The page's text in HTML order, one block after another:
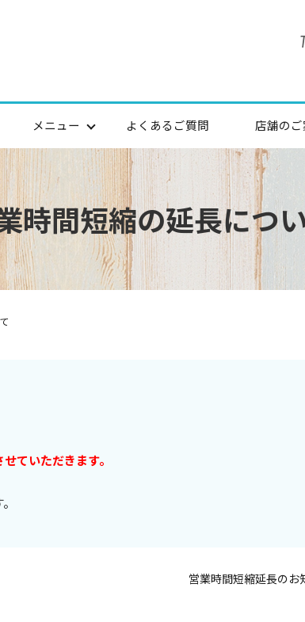
メニュー よくあるご質問 店舗のご
時間短縮の延長につ
ていただきます。
営業時間短縮延長のお